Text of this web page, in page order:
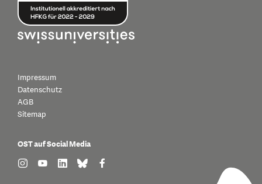
Impressum
Datenschutz
AGB
Sitemap
OST auf Social Media
find us on: instagram
find us on: youtube
find us on: linkedin
find us on: bluesky
find us on: facebook